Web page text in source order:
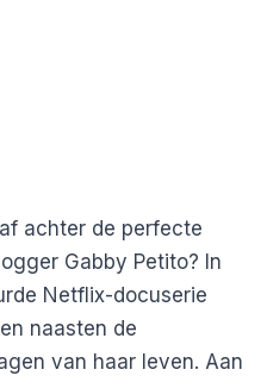
achter de perfecte
Gabby Petito? In
Netflix-docuserie
naasten de
van haar leven. Aan